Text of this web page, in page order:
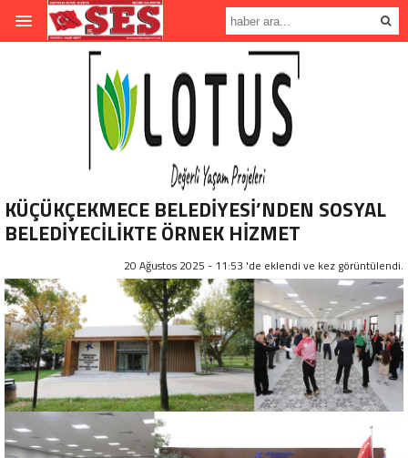
KÜÇÜKÇEKMECE BELEDİYESİ’NDEN SOSYAL
BELEDİYECİLİKTE ÖRNEK HİZMET
20 Ağustos 2025 - 11:53 'de eklendi ve kez görüntülendi.